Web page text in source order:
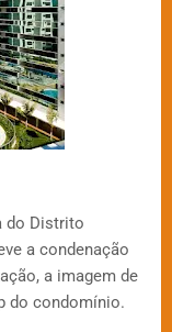
do Distrito
a condenação
a imagem de
do condomínio.